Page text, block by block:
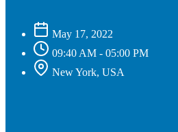
May 17, 2022
09:40 AM - 05:00 PM
New York, USA